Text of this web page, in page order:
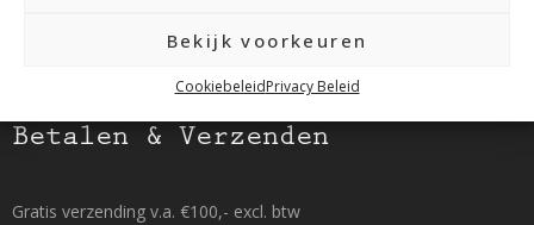
Bekijk voorkeuren
CookiebeleidPrivacy Beleid
Betalen & Verzenden
Gratis verzending v.a. €100,- excl. btw